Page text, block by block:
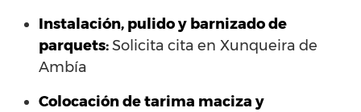
Instalación, pulido y barnizado de
parquets:Solicita cita en Xunqueira de
Ambía
Colocación de tarima maciza y